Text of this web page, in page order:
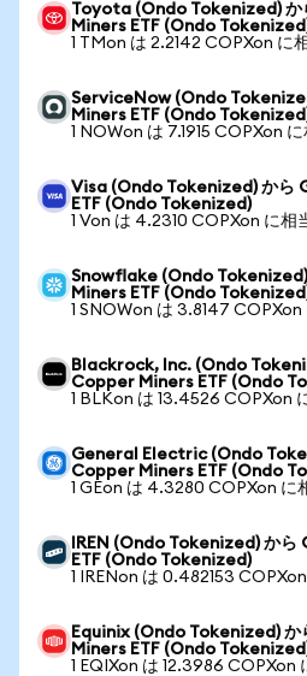
Toyota (Ondo Tokenized)
Miners ETF (Ondo
1 TMon は 2.2142 COPXon に
ServiceNow (Ondo
Miners ETF (Ondo
1 NOWon は 7.1915 COPXon に
Visa (Ondo Tokenized) から
ETF (Ondo Tokenized)
1 Von は 4.2310 COPXon に相
Snowflake (Ondo
Miners ETF (Ondo
1 SNOWon は 3.8147 COPXon
Blackrock, Inc. (Ondo
Copper Miners ETF (Ondo
1 BLKon は 13.4526 COPXon
General Electric (Ondo
Copper Miners ETF (Ondo
1 GEon は 4.3280 COPXon に
IREN (Ondo Tokenized) か
ETF (Ondo Tokenized)
1 IRENon は 0.482153
Equinix (Ondo Tokenized)
Miners ETF (Ondo
1 EQIXon は 12.3986 COPXon